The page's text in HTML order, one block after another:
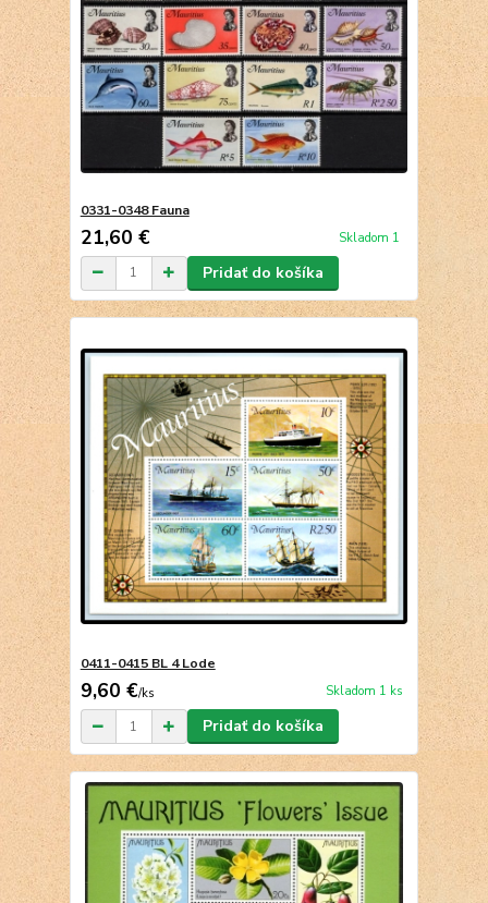
0331-0348 Fauna
21,60 € Skladom 1
Pridať do košíka
0411-0415 BL 4 Lode
9,60 €/ks Skladom 1 ks
Pridať do košíka